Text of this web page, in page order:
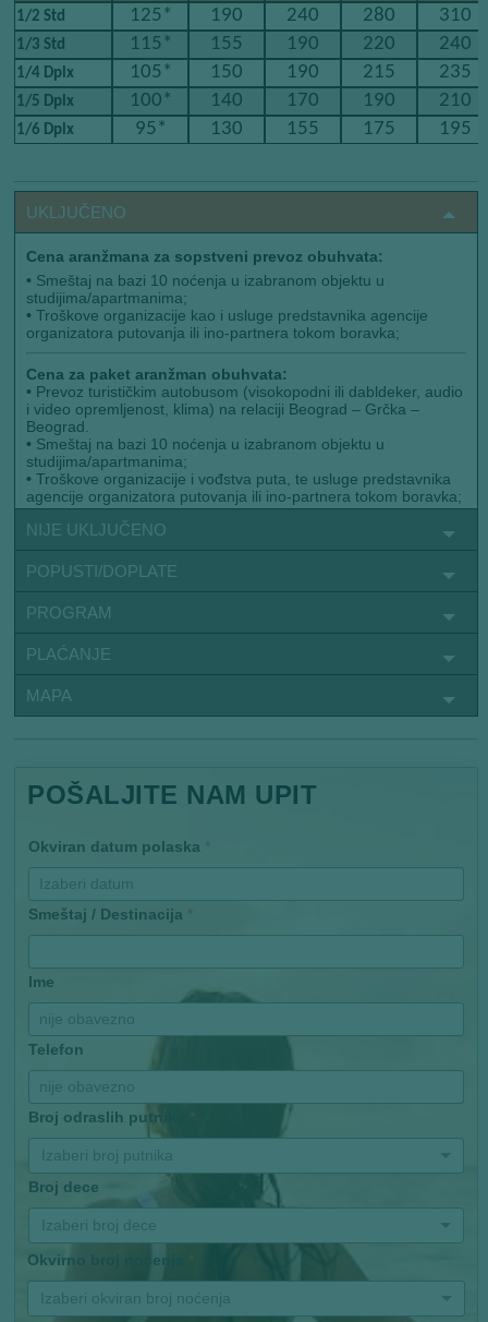
1/2 Std 125* 190 240 280 310
1/3 Std 115* 155 190 220 240
1/4 Dplx 105* 150 190 215 235
1/5 Dplx 100* 140 170 190 210
1/6 Dplx 95* 130 155 175 195
UKLJUČENO
Cena aranžmana za sopstveni prevoz obuhvata:
• Smeštaj na bazi 10 noćenja u izabranom objektu u
studijima/apartmanima;
•Troškove organizacije kao i usluge predstavnika agencije
organizatora putovanja ili ino-partnera tokom boravka;
Cena za paket aranžman obuhvata:
• Prevoz turističkim autobusom (visokopodni ili dabldeker, audio
i video opremljenost, klima) na relaciji Beograd – Grčka –
Beograd.
• Smeštaj na bazi 10 noćenja u izabranom objektu u
studijima/apartmanima;
•Troškove organizacije i vođstva puta, te usluge predstavnika
agencije organizatora putovanja ili ino-partnera tokom boravka;
NIJE UKLJUČENO
POPUSTI/DOPLATE
PROGRAM
PLAĆANJE
MAPA
POŠALJITE NAM UPIT
Okviran datum polaska *
Smeštaj / Destinacija *
Ime
Telefon
Broj odraslih putnika *
Izaberi broj putnika
Broj dece
Izaberi broj dece
Okvirno broj noćenja *
Izaberi okviran broj noćenja